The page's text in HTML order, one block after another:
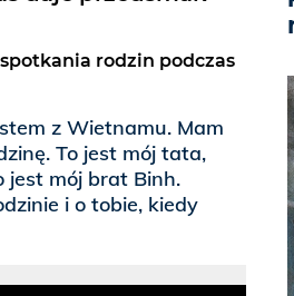
rodzin podczas
z Wietnamu. Mam
To jest mój tata,
jest mój brat Binh.
i o tobie, kiedy